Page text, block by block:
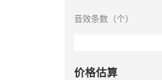
音效条数（个）
价格估算